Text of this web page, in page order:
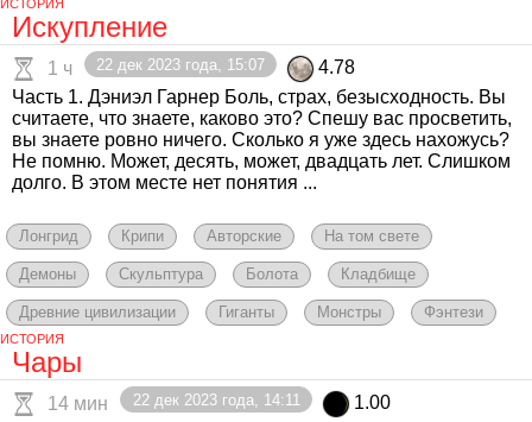
ИСТОРИЯ
Искупление
1 ч 22 дек 2023 года, 15:07
4.78
Часть 1. Дэниэл Гарнер Боль, страх, безысходность. Вы
считаете, что знаете, каково это? Спешу вас просветить,
вы знаете ровно ничего. Сколько я уже здесь нахожусь?
Не помню. Может, десять, может, двадцать лет. Слишком
долго. В этом месте нет понятия ...
Лонгрид Крипи Авторские На том свете
Демоны Скульптура Болота Кладбище
Древние цивилизации Гиганты Монстры Фэнтези
ИСТОРИЯ
Чары
14 мин 22 дек 2023 года, 14:11
1.00